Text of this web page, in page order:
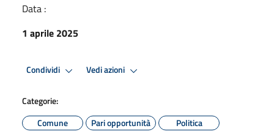
Data :
1 aprile 2025
Condividi Vedi azioni
Categorie:
Comune
Pari opportunità Politica